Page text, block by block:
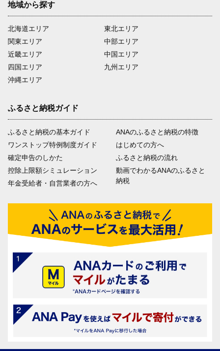
地域から探す
北海道エリア
関東エリア
近畿エリア
四国エリア
沖縄エリア
東北エリア
中部エリア
中国エリア
九州エリア
ふるさと納税ガイド
ふるさと納税の基本ガイド
ワンストップ特例制度ガイド
確定申告のしかた
控除上限額シミュレーション
年金受給者・自営業者の方へ
ANAのふるさと納税の特徴
はじめての方へ
ふるさと納税の流れ
動画でわかるANAのふるさと
納税